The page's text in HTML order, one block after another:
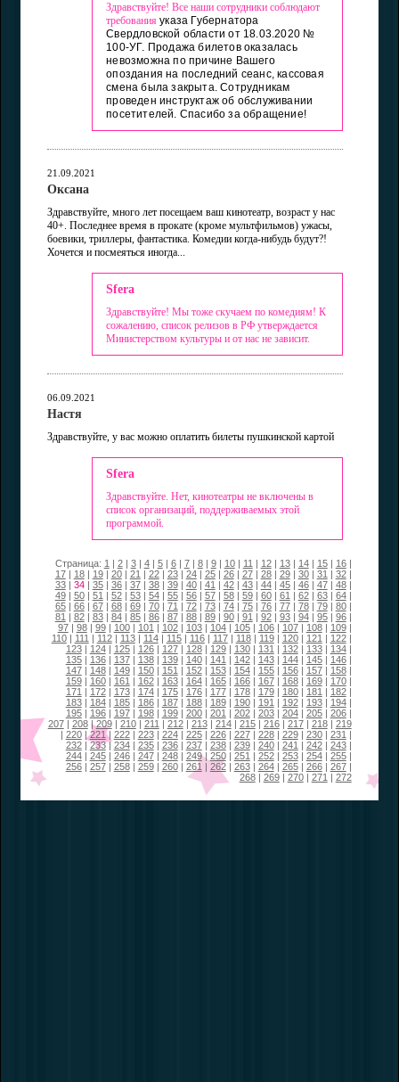
Здравствуйте! Все наши сотрудники соблюдают
требованияуказа Губернатора
Свердловской области от 18.03.2020 №
100-УГ. Продажа билетов оказалась
невозможна по причине Вашего
опоздания на последний сеанс, кассовая
смена была закрыта. Сотрудникам
проведен инструктаж об обслуживании
посетителей. Спасибо за обращение!
21.09.2021
Оксана
Здравствуйте, много лет посещаем ваш кинотеатр, возраст у нас
40+. Последнее время в прокате (кроме мультфильмов) ужасы,
боевики, триллеры, фантастика. Комедии когда-нибудь будут?!
Хочется и посмеяться иногда...
Sfera
Здравствуйте! Мы тоже скучаем по комедиям! К
сожалению, список релизов в РФ утверждается
Министерством культуры и от нас не зависит.
06.09.2021
Настя
Здравствуйте, у вас можно оплатить билеты пушкинской картой
Sfera
Здравствуйте. Нет, кинотеатры не включены в
список организаций, поддерживаемых этой
программой.
Страница: 1 | 2| 3| 4| 5| 6| 7| 8| 9| 10| 11 | 12| 13| 14| 15| 16|
17| 18| 19| 20| 21 | 22| 23| 24| 25| 26| 27| 28| 29| 30| 31 | 32|
33| 34| 35| 36| 37| 38| 39| 40| 41 | 42| 43| 44| 45| 46| 47| 48|
49| 50| 51 | 52| 53| 54| 55| 56| 57| 58| 59| 60| 61 | 62| 63| 64|
65| 66| 67| 68| 69| 70| 71 | 72| 73| 74| 75| 76| 77| 78| 79| 80|
81 | 82| 83| 84| 85| 86| 87| 88| 89| 90| 91 | 92| 93| 94| 95| 96|
97| 98| 99| 100| 101 | 102| 103| 104| 105| 106| 107| 108| 109|
110| 111 | 112| 113| 114| 115| 116| 117| 118| 119| 120| 121 | 122|
123| 124| 125| 126| 127| 128| 129| 130| 131 | 132| 133| 134|
135| 136| 137| 138| 139| 140| 141 | 142| 143| 144| 145| 146|
147| 148| 149| 150| 151 | 152| 153| 154| 155| 156| 157| 158|
159| 160| 161 | 162| 163| 164| 165| 166| 167| 168| 169| 170|
171 | 172| 173| 174| 175| 176| 177| 178| 179| 180| 181 | 182|
183| 184| 185| 186| 187| 188| 189| 190| 191 | 192| 193| 194|
195| 196| 197| 198| 199| 200| 201 | 202| 203| 204| 205| 206|
207| 208|209| 210| 211 | 212| 213| 214| 215| 216| 217| 218| 219
| 220|221 | 222| 223| 224| 225| 226| 227| 228| 229| 230| 231 |
232| 233|234| 235| 236| 237| 238| 239| 240| 241 | 242| 243|
244| 245| 246| 247| 248| 249| 250| 251 | 252| 253| 254| 255|
256| 257| 258| 259| 260| 261 | 262| 263| 264| 265| 266| 267|
268| 269| 270| 271 | 272